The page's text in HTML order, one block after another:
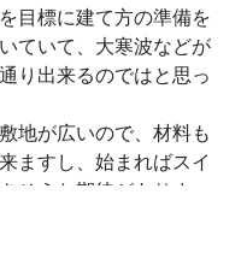
目標に建て方の準備を
ていて、大寒波などが
り出来るのではと思っ
地が広いので、材料も
ますし、始まればスイ
そうな期待がありま